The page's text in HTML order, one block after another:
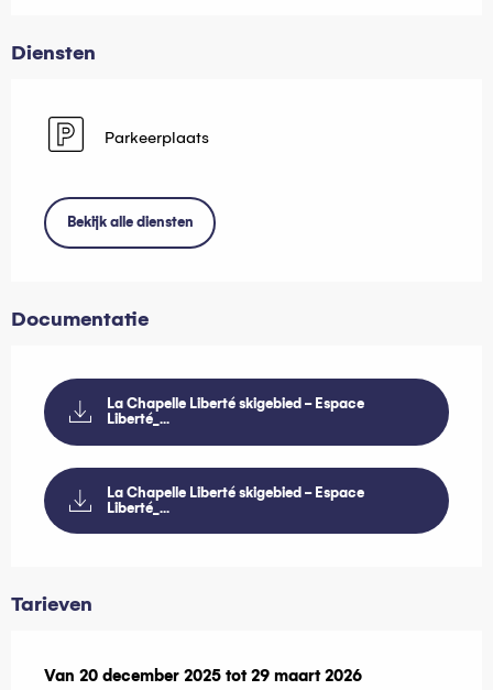
Diensten
Parkeerplaats
Bekijk alle diensten
Documentatie
La Chapelle Liberté skigebied - Espace
Liberté_...
La Chapelle Liberté skigebied - Espace
Liberté_...
Tarieven
Van 20 december 2025 tot29 maart 2026
Van 20 december 2025 tot29 maart 2026